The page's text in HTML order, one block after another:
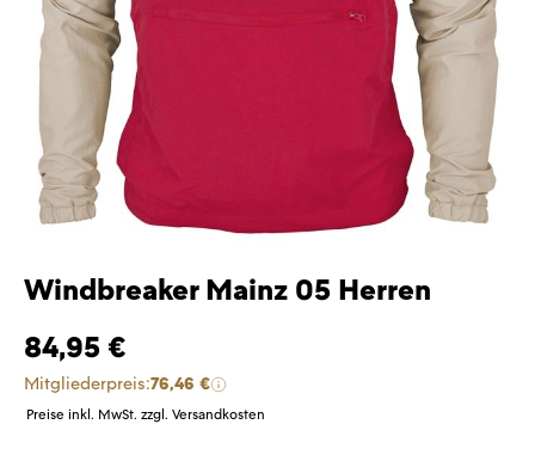
Windbreaker Mainz 05 Herren
84,95 €
Mitgliederpreis:76,46 €
Preise inkl. MwSt. zzgl. Versandkosten